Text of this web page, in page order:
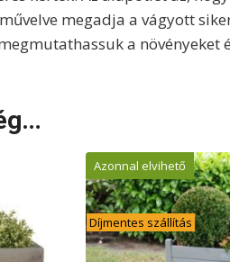
megadja a vágyott
a
Azonnal elvihető
Díjmentes szállítás